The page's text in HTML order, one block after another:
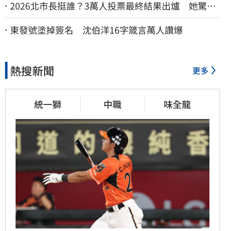
2026北市長挺誰？3萬人投票最終結果出爐 她驚
喊：蔣萬安真該緊張了
東發號塗掉簽名 沈伯洋16字箴言萬人讚爆
熱搜新聞 更多
統一獅 中職 味全龍